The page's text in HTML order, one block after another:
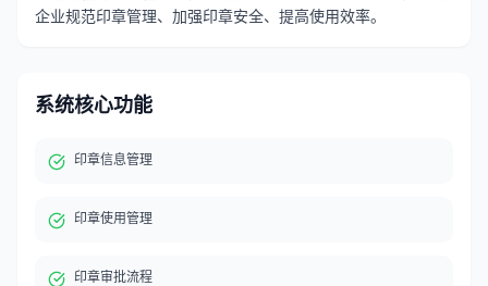
企业规范印章管理、加强印章安全、提高使用效率。
系统核心功能
印章信息管理
印章使用管理
印章审批流程